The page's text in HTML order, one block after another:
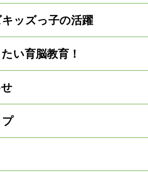
ッズっ子の活躍
い育脳教育！